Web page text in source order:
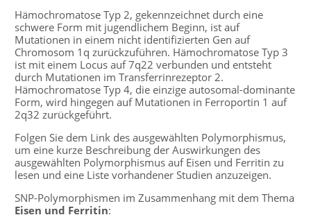
Hämochromatose Typ 2, gekennzeichnet durch eine
schwere Form mit jugendlichem Beginn, ist auf
Mutationen in einem nicht identifizierten Gen auf
Chromosom 1q zurückzuführen. Hämochromatose Typ 3
ist mit einem Locus auf 7q22 verbunden und entsteht
durch Mutationen im Transferrinrezeptor 2.
Hämochromatose Typ 4, die einzige autosomal-dominante
Form, wird hingegen auf Mutationen in Ferroportin 1 auf
2q32 zurückgeführt.
Folgen Sie dem Link des ausgewählten Polymorphismus,
um eine kurze Beschreibung der Auswirkungen des
ausgewählten Polymorphismus auf Eisen und Ferritin zu
lesen und eine Liste vorhandener Studien anzuzeigen.
SNP-Polymorphismen im Zusammenhang mit dem Thema
Eisen und Ferritin: